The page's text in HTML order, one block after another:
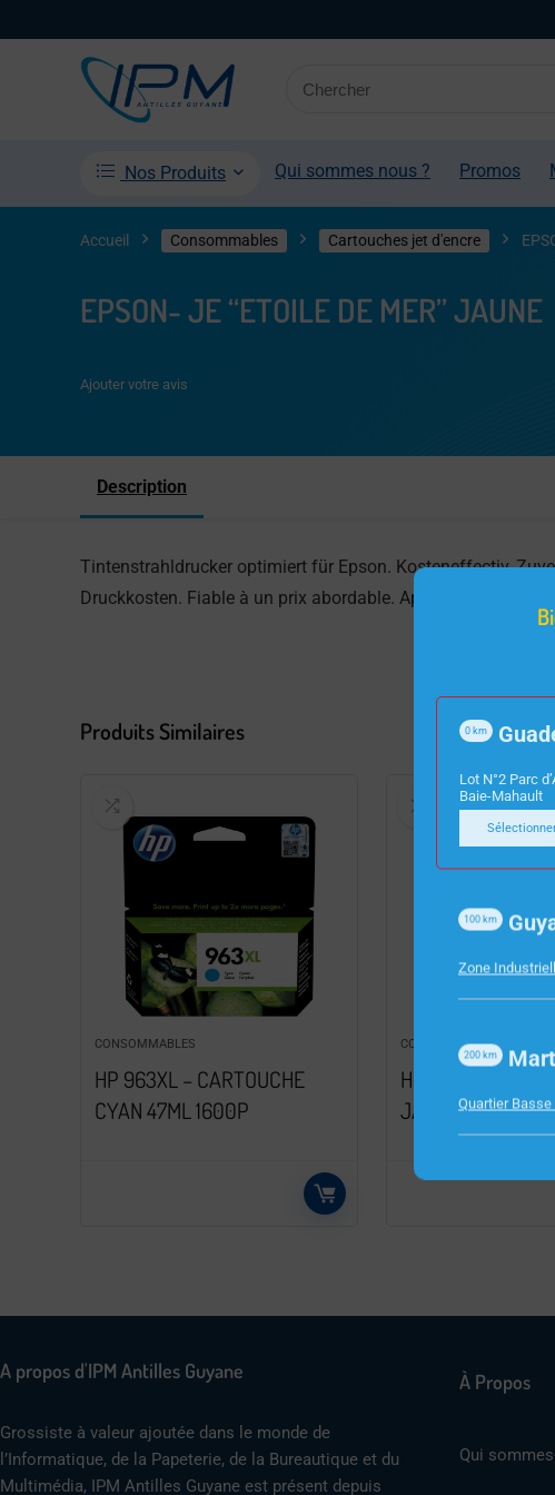
Nos Produits Qui sommes nous ? Promos
Accueil Consommables Cartouches jet d'encre
EPSON- JE “ETOILE DE MER” JAUNE
Ajouter votre avis
Description
Tintenstrahldrucker optimiert für Epson. Kosteneffectiv,
Druckkosten. Fiable à un prix abordable. Approuvé original.
Produits Similaires
CONSOMMABLES
HP 963XL – CARTOUCHE
CYAN 47ML 1600P
CONSOMMABLES
HP 963 –
JAUNE 10ML
A propos d'IPM Antilles Guyane
Grossiste à valeur ajoutée dans le monde de
l’Informatique, de la Papeterie, de la Bureautique et du
Multimédia, IPM Antilles Guyane est présent depuis
À Propos
Qui
0 km
Lot N°2 Parc
Baie-Mahault
100 km
Zone
200 km
Quartier